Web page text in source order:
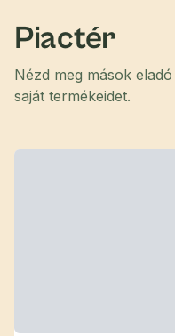
Piactér
Nézd meg mások
saját termékeidet.